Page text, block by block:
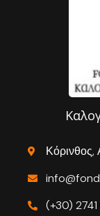
Κόρινθος,
(+30)